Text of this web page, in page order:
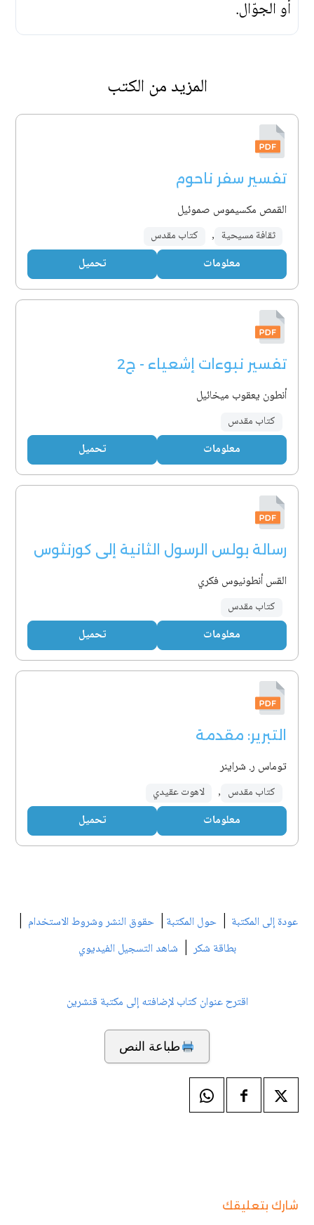
أو الجوّال.
المزيد من الكتب
تفسير سفر ناحوم
القمص مكسيموس صموئيل
ثقافة مسيحية , كتاب مقدس
معلومات تحميل
تفسير نبوءات إشعياء - ج2
أنطون يعقوب ميخائيل
كتاب مقدس
معلومات تحميل
رسالة بولس الرسول الثانية إلى كورنثوس
القس أنطونيوس فكري
كتاب مقدس
معلومات تحميل
التبرير: مقدمة
توماس ر. شراينر
كتاب مقدس , لاهوت عقيدي
معلومات تحميل
عودة إلى المكتبة | حول المكتبة | حقوق النشر وشروط الاستخدام |
بطاقة شكر| شاهد التسجيل الفيديوي
اقترح عنوان كتاب لإضافته إلى مكتبة قنشرين
طباعة النص
شارك بتعليقك